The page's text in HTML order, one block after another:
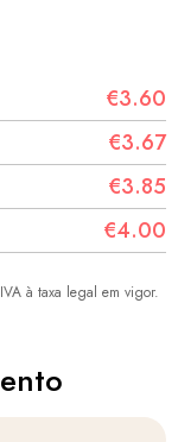
€3.60
€3.67
€3.85
€4.00
à taxa legal em vigor.